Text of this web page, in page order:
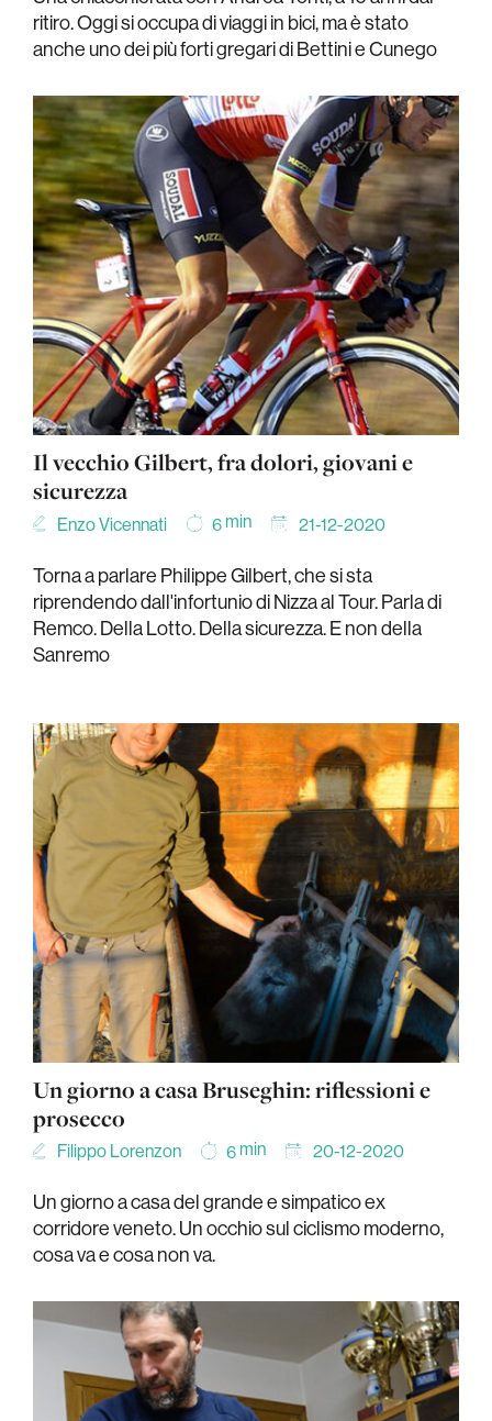
ritiro. Oggi si occupa di viaggi in bici, ma è stato
anche uno dei più forti gregari di Bettini e Cunego
Il vecchio Gilbert, fra dolori, giovani e
sicurezza
Enzo Vicennati 6min 21-12-2020
Torna a parlare Philippe Gilbert, che si sta
riprendendo dall'infortunio di Nizza al Tour. Parla di
Remco. Della Lotto. Della sicurezza. E non della
Sanremo
Un giorno a casa Bruseghin: riflessioni e
prosecco
Filippo Lorenzon 6min 20-12-2020
Un giorno a casa del grande e simpatico ex
corridore veneto. Un occhio sul ciclismo moderno,
cosa va e cosa non va.